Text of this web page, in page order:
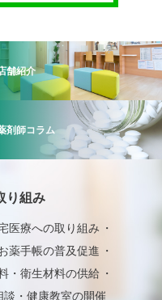
舗紹介
剤師コラム
り組み
医療への取り組み
薬手帳の普及促進
・衛生材料の供給
談・健康教室の開催